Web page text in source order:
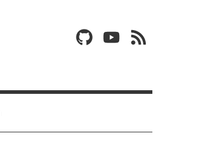
GitHubYouTube
RSS